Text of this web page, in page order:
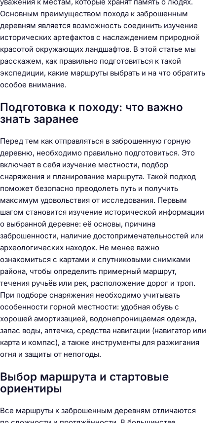
Основным преимуществом похода к заброшенным
деревням является возможность соединить изучение
исторических артефактов с наслаждением природной
красотой окружающих ландшафтов. В этой статье мы
расскажем, как правильно подготовиться к такой
экспедиции, какие маршруты выбрать и на что обратить
особое внимание.
Подготовка к походу: что важно
знать заранее
Перед тем как отправляться в заброшенную горную
деревню, необходимо правильно подготовиться. Это
включает в себя изучение местности, подбор
снаряжения и планирование маршрута. Такой подход
поможет безопасно преодолеть путь и получить
максимум удовольствия от исследования. Первым
шагом становится изучение исторической информации
о выбранной деревне: её основы, причина
заброшенности, наличие достопримечательностей или
археологических находок. Не менее важно
ознакомиться с картами и спутниковыми снимками
района, чтобы определить примерный маршрут,
течения ручьёв или рек, расположение дорог и троп.
При подборе снаряжения необходимо учитывать
особенности горной местности: удобная обувь с
хорошей амортизацией, водонепроницаемая одежда,
запас воды, аптечка, средства навигации (навигатор или
карта и компас), а также инструменты для разжигания
огня и защиты от непогоды.
Выбор маршрута и стартовые
ориентиры
Все маршруты к заброшенным деревням отличаются